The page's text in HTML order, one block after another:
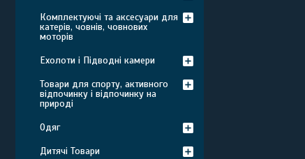
Комплектуючі та аксесуари для
катерів, човнів, човнових
моторів
Ехолоти і Підводні камери
Товари для спорту, активного
відпочинку і відпочинку на
природі
Одяг
Дитячі Товари